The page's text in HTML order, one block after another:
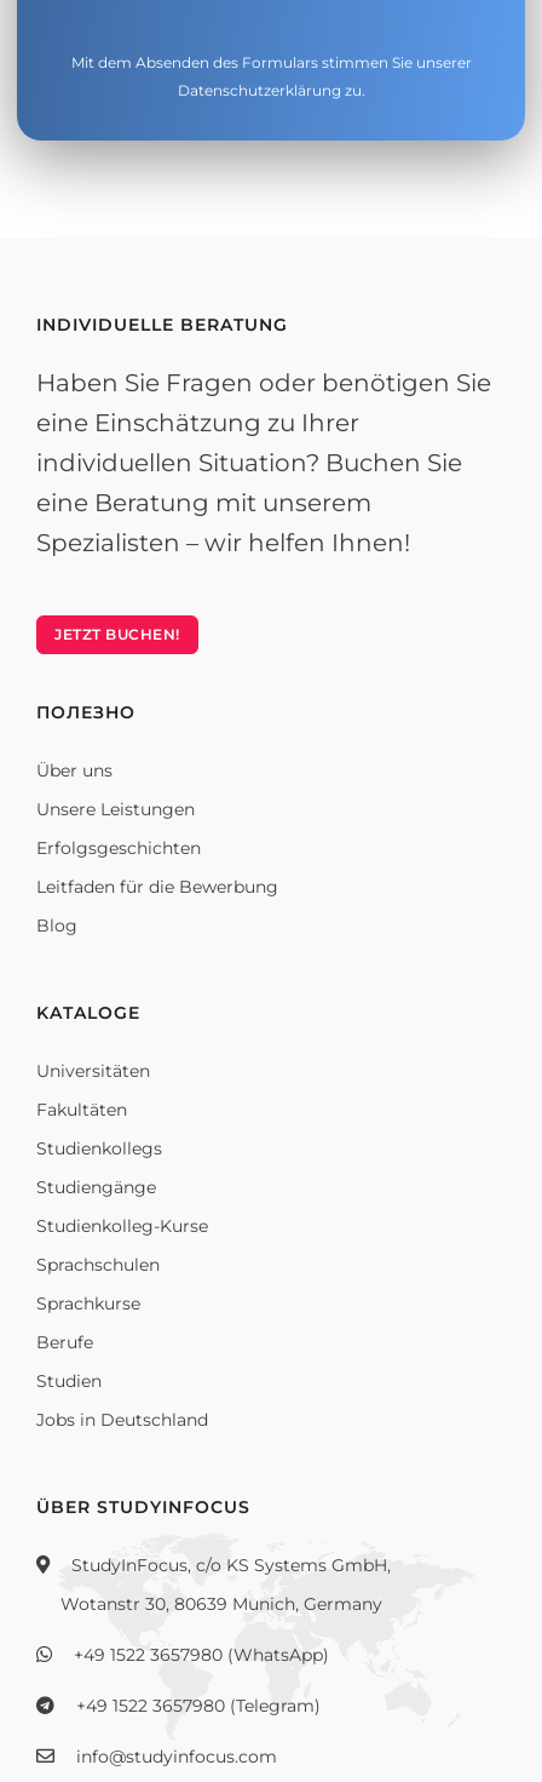
Mit dem Absenden des Formulars stimmen Sie unserer
Datenschutzerklärung zu.
INDIVIDUELLE BERATUNG
Haben Sie Fragen oder benötigen Sie
eine Einschätzung zu Ihrer
individuellen Situation? Buchen Sie
eine Beratung mit unserem
Spezialisten – wir helfen Ihnen!
JETZT BUCHEN!
ПОЛЕЗНО
Über uns
Unsere Leistungen
Erfolgsgeschichten
Leitfaden für die Bewerbung
Blog
KATALOGE
Universitäten
Fakultäten
Studienkollegs
Studiengänge
Studienkolleg-Kurse
Sprachschulen
Sprachkurse
Berufe
Studien
Jobs in Deutschland
ÜBER STUDYINFOCUS
StudyInFocus, c/o KS Systems GmbH,
Wotanstr 30, 80639 Munich, Germany
+49 1522 3657980 (WhatsApp)
+49 1522 3657980 (Telegram)
info@studyinfocus.com